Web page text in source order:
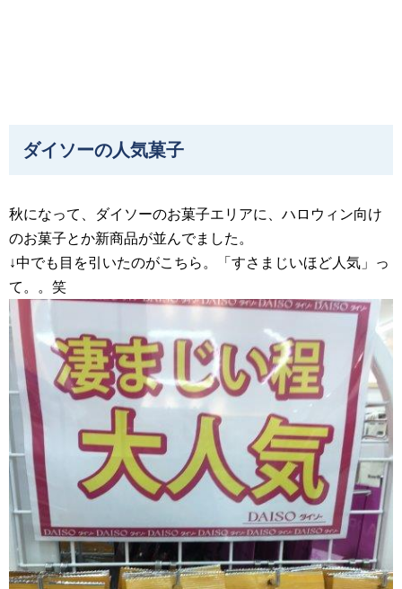
ダイソーの人気菓子
秋になって、ダイソーのお菓子エリアに、ハロウィン向け
のお菓子とか新商品が並んでました。
↓中でも目を引いたのがこちら。「すさまじいほど人気」っ
て。。笑